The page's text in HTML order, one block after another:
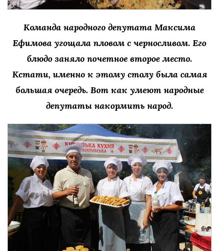
Команда народного депутата Максима
Ефимова угощала пловом с черносливом. Его
блюдо заняло почетное второе место.
Кстати, именно к этому столу была самая
большая очередь. Вот как умеют народные
депутаты накормить народ.